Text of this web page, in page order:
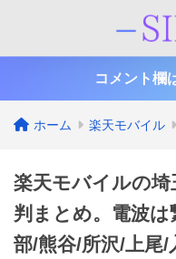
コメント欄
ホーム 楽天モバイル
楽天モバイルの
判まとめ。電波は
部/熊谷/所沢/上尾